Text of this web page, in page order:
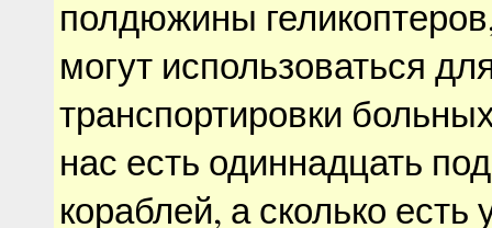
полдюжины
могут использоваться
транспортировки
нас есть одиннадцать
кораблей, а сколько